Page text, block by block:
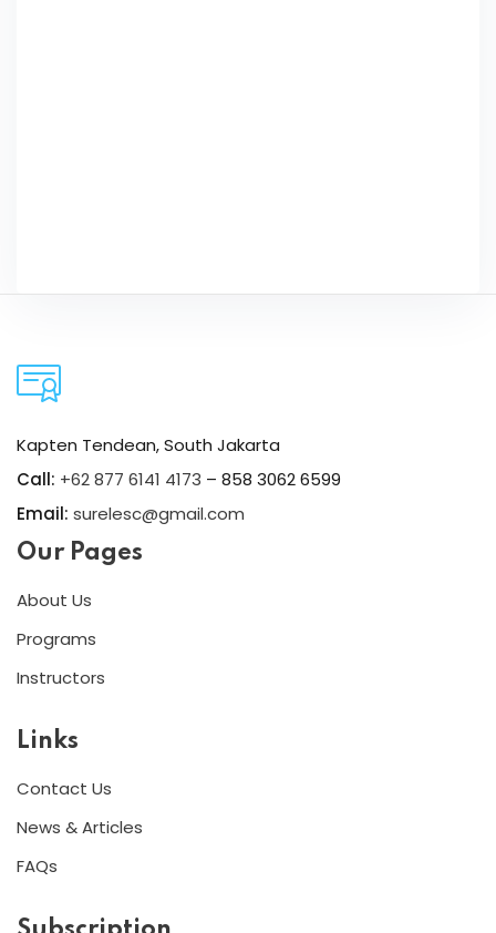
Kapten Tendean, South Jakarta
Call: +62 877 6141 4173 – 858 3062 6599
Email: surelesc@gmail.com
Our Pages
About Us
Programs
Instructors
Links
Contact Us
News & Articles
FAQs